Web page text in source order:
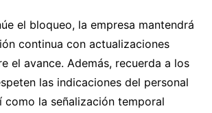
el bloqueo, la empresa mantendrá
continua con actualizaciones
el avance. Además, recuerda a los
las indicaciones del personal
como la señalización temporal